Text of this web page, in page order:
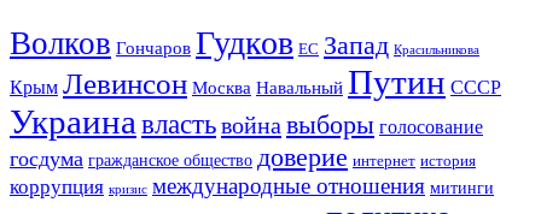
Волков Гончаров Гудков ЕС Запад Красильникова
Крым Левинсон Москва Навальный Путин СССР
Украина властьвойна выборы голосование
госдума гражданское общество доверие интернет история
коррупция кризис международные отношения митинги